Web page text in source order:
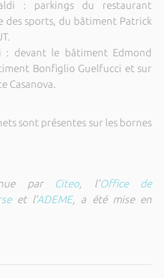
: parkings du restaurant
des sports, du bâtiment Patrick
: devant le bâtiment Edmond
Bonfiglio Guelfucci et sur
Casanova.
sont présentes sur les bornes
par Citeo, l’Office de
et l’ADEME, a été mise en